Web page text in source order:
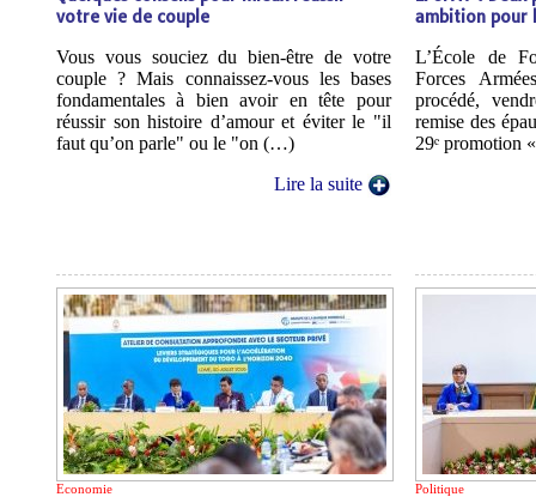
votre vie de couple
Vous vous souciez du bien-être de votre
couple ? Mais connaissez-vous les bases
fondamentales à bien avoir en tête pour
réussir son histoire d’amour et éviter le "il
faut qu’on parle" ou le "on (…)
Lire la suite
ambition pour
L’École de
Forces
procédé,
remise des
29ᵉ promotion
Economie Politique